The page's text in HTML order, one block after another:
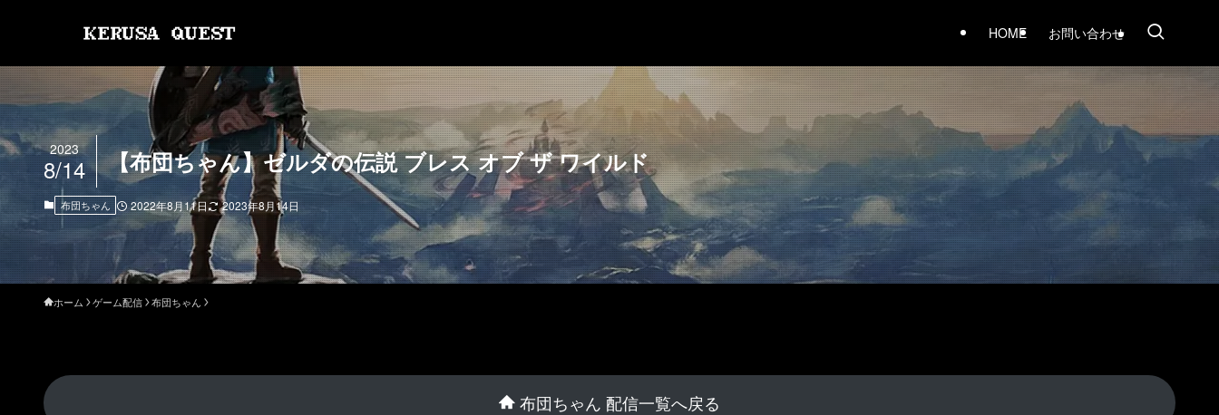
HOME お問い合わせ
【布団ちゃん】ゼルダの伝説 ブレス オブ ザ ワイルド
2023
8/14
布団ちゃん 2022年8月11日 2023年8月14日
ホーム ゲーム配信 布団ちゃん
布団ちゃん 配信一覧へ戻る